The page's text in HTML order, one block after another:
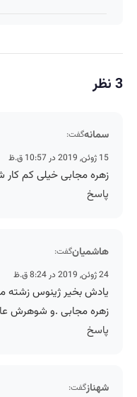
3 نظر
سمانهگفت:
15 ژوئن, 2019 در 10:57 ق.ظ
زهره مجابی خیلی کم کار
پاسخ
هاشمیانگفت:
24 ژوئن, 2019 در 8:24 ق.ظ
یادش بخیر ژینوس زشته
زهره مجابی .و شوهرش
پاسخ
شهنازگفت: